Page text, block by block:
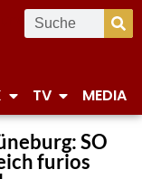
TV MEDIA
SO
furios